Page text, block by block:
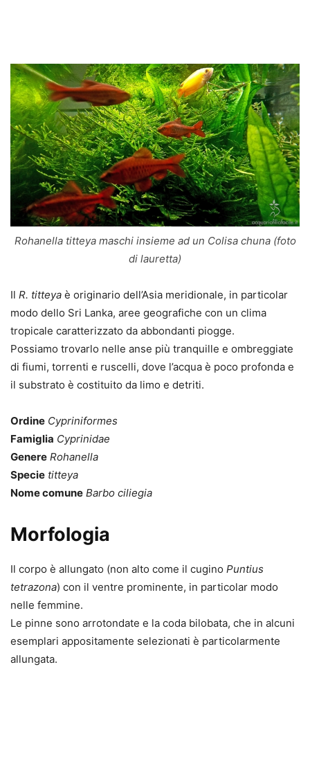
Rohanella titteya maschi insieme ad un Colisa chuna (foto
di lauretta)
Il R. titteya è originario dell’Asia meridionale, in particolar
modo dello Sri Lanka, aree geografiche con un clima
tropicale caratterizzato da abbondanti piogge.
Possiamo trovarlo nelle anse più tranquille e ombreggiate
di fiumi, torrenti e ruscelli, dove l’acqua è poco profonda e
il substrato è costituito da limo e detriti.
Ordine Cypriniformes
Famiglia Cyprinidae
Genere Rohanella
Specie titteya
Nome comune Barbo ciliegia
Morfologia
Il corpo è allungato (non alto come il cugino Puntius
tetrazona) con il ventre prominente, in particolar modo
nelle femmine.
Le pinne sono arrotondate e la coda bilobata, che in alcuni
esemplari appositamente selezionati è particolarmente
allungata.